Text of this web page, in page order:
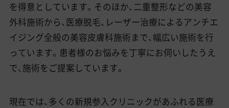
を得意としています。そのほか、二重整形などの美容
外科施術から、医療脱毛、レーザー治療によるアンチエ
イジング全般の美容皮膚科施術まで、幅広い施術を行
っています。患者様のお悩みを丁寧にお伺いしたうえ
で、施術をご提案しています。
現在では、多くの新規参入クリニックがあふれる医療